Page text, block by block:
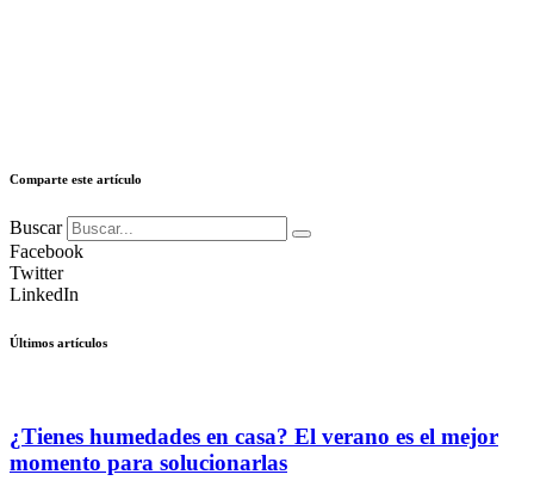
Comparte este artículo
Buscar
Facebook
Twitter
LinkedIn
Últimos artículos
¿Tienes humedades en casa? El verano es el mejor
momento para solucionarlas